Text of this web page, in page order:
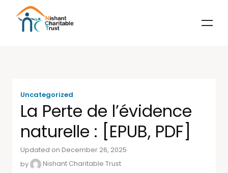
Uncategorized
La Perte de l’évidence
naturelle : [EPUB, PDF]
Updated on December 26, 2025
by
Nishant Charitable Trust